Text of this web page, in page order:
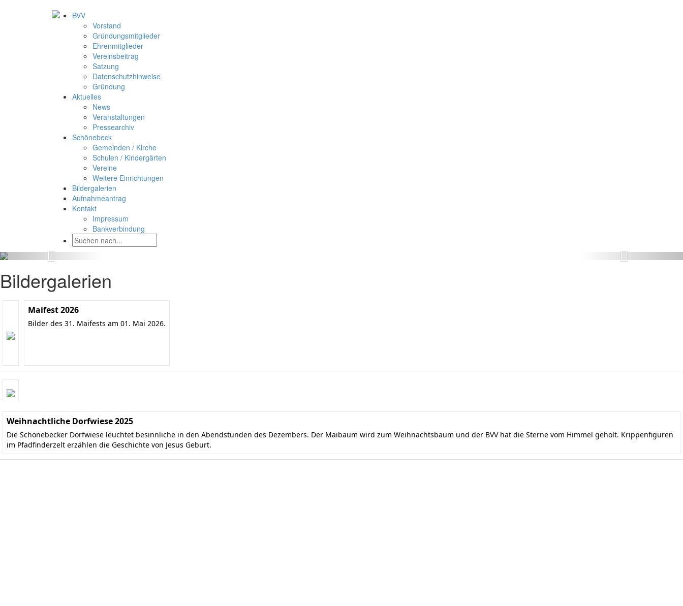
BVV
Vorstand
Gründungsmitglieder
Ehrenmitglieder
Vereinsbeitrag
Satzung
Datenschutzhinweise
Gründung
Aktuelles
News
Veranstaltungen
Pressearchiv
Schönebeck
Gemeinden / Kirche
Schulen / Kindergärten
Vereine
Weitere Einrichtungen
Bildergalerien
Aufnahmeantrag
Kontakt
Impressum
Bankverbindung
Bildergalerien
Maifest 2026
Bilder des 31. Maifests am 01. Mai 2026.
Weihnachtliche Dorfwiese 2025
Die Schönebecker Dorfwiese leuchtet besinnliche in den Abendstunden des Dezembers. Der Maibaum wird zum Weihnachtsbaum und der BVV hat die Sterne vom Himmel geholt. Krippenfiguren
im Pfadfinderzelt erzählen die Geschichte von Jesus Geburt.